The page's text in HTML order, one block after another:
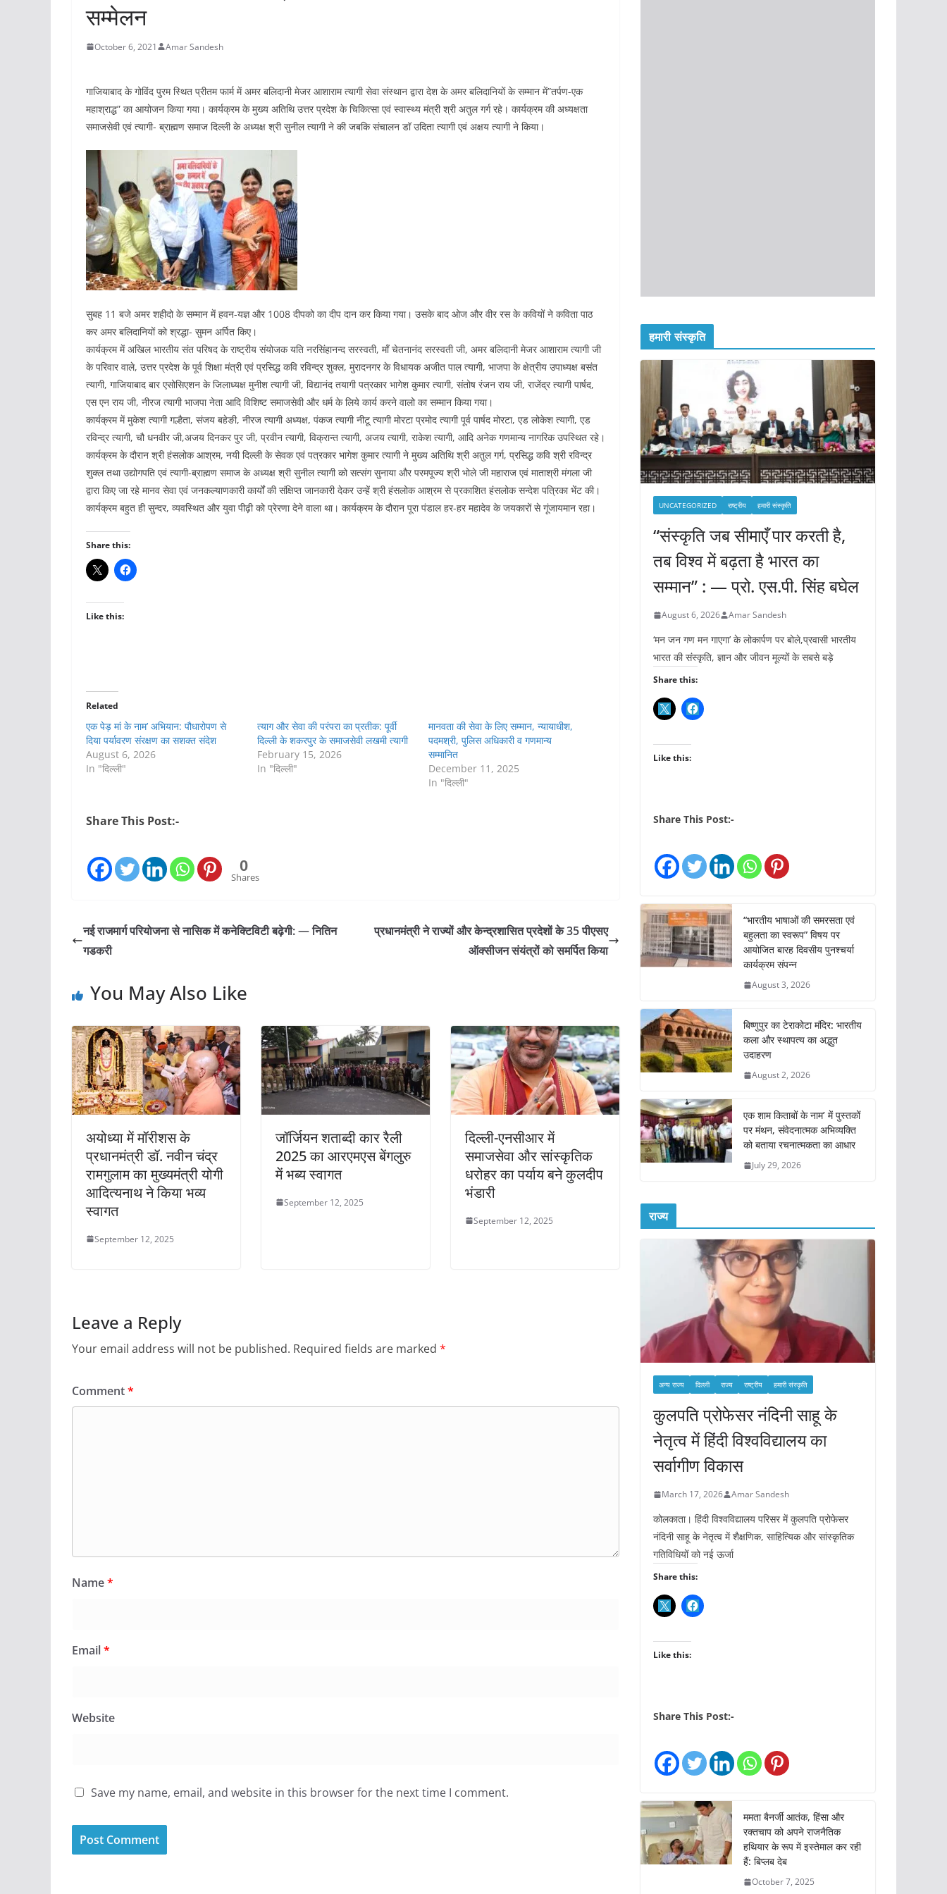
सम्मेलन
October 6, 2021 Amar Sandesh
गाजियाबाद के गोविंद पुरम स्थित प्रीतम फार्म में अमर बलिदानी मेजर आशाराम त्यागी सेवा संस्थान द्वारा देश के अमर बलिदानियों के सम्मान में”तर्पण-एक
महाश्राद्ध” का आयोजन किया गया। कार्यक्रम के मुख्य अतिथि उत्तर प्रदेश ‌के‌ चिकित्सा एवं स्वास्थ्य मंत्री श्री अतुल गर्ग रहे। कार्यक्रम की अध्यक्षता
‌समाजसेवी एवं त्यागी- ब्राह्मण समाज दिल्ली के अध्यक्ष श्री सुनील त्यागी ने की जबकि संचालन डॉ उदिता त्यागी एवं अक्षय त्यागी ने किया।
सुबह 11 बजे अमर शहीदो के सम्मान में हवन-यज्ञ और 1008 दीपको का दीप दान कर किया गया। उसके बाद ओज और वीर रस के कवियों ने कविता पाठ
कर अमर बलिदानियों को श्रद्धा- सुमन अर्पित किए।
कार्यक्रम में अखिल भारतीय संत परिषद के राष्ट्रीय संयोजक यति नरसिंहानन्द सरस्वती, माँ चेतनानंद सरस्वती जी, अमर बलिदानी मेजर आशाराम त्यागी जी
के परिवार वाले, उत्तर प्रदेश ‌के‌ पूर्व शिक्षा मंत्री एवं प्रसिद्ध कवि रविन्द्र शुक्ल, मुरादनगर के विधायक अजीत पाल त्यागी, भाजपा के क्षेत्रीय उपाध्यक्ष बसंत
त्यागी, गाजियाबाद बार एसोसिएशन के जिलाध्यक्ष मुनीश त्यागी जी, विद्यानंद ‌तयागी पत्रकार भागेश कुमार त्यागी, संतोष रंजन राय जी, राजेंद्र त्यागी पार्षद,
एस एन राय जी, नीरज त्यागी भाजपा नेता आदि विशिष्ट समाजसेवी और धर्म के लिये कार्य करने वालो का सम्मान किया गया।
कार्यक्रम में मुकेश त्यागी गल्हैता, संजय बहेङी, नीरज त्यागी अध्यक्ष, पंकज त्यागी नीटू त्यागी मोरटा प्रमोद त्यागी पूर्व पार्षद मोरटा, एड लोकेश त्यागी, एड
रविन्द्र त्यागी, चौ धनवीर जी,अजय दिनकर पुर जी, प्रवीन त्यागी, विक्रान्त त्यागी, अजय त्यागी, राकेश त्यागी, आदि अनेक गणमान्य नागरिक उपस्थित रहे।
कार्यक्रम के दौरान श्री हंसलोक आश्रम, नयी दिल्ली के सेवक एवं पत्रकार भागेश कुमार त्यागी ने मुख्य अतिथि श्री अतुल गर्ग, प्रसिद्ध कवि श्री रविन्द्र
शुक्ल तथा उद्योगपति एवं त्यागी-ब्राह्मण समाज के अध्यक्ष श्री सुनील त्यागी को सत्संग सुनाया और परमपूज्य श्री भोले जी महाराज एवं माताश्री मंगला जी
द्वारा किए जा रहे मानव सेवा एवं जनकल्याणकारी कार्यों की संक्षिप्त जानकारी देकर उन्हें श्री हंसलोक आश्रम से प्रकाशित हंसलोक सन्देश पत्रिका भेंट की।
कार्यक्रम ‌बहुत‌ ही सुन्दर, व्यवस्थित और युवा पीढ़ी ‌को‌ प्रेरणा देने वाला था। कार्यक्रम के दौरान पूरा पंडाल हर-हर महादेव के जयकारों से गूंजायमान रहा।
Share this:
Like this:
Related
एक पेड़ मां के नाम’ अभियान: पौधारोपण से
दिया पर्यावरण संरक्षण का सशक्त संदेश
August 6, 2026
In "दिल्ली"
त्याग और सेवा की परंपरा का प्रतीक: पूर्वी
दिल्ली के शकरपुर के समाजसेवी लखमी त्यागी
February 15, 2026
In "दिल्ली"
मानवता की सेवा के लिए सम्मान, न्यायाधीश,
पदमश्री, पुलिस अधिकारी व गणमान्य
सम्मानित
December 11, 2025
In "दिल्ली"
Share This Post:-
0
Shares
नई राजमार्ग परियोजना से नासिक में कनेक्टिविटी बढ़ेगी: — नितिन
गडकरी
प्रधानमंत्री ने राज्यों और केन्द्रशासित प्रदेशों के 35 पीएसए
ऑक्सीजन संयंत्रों को समर्पित किया
You May Also Like
अयोध्या में मॉरीशस के
प्रधानमंत्री डॉ. नवीन चंद्र
रामगुलाम का मुख्यमंत्री योगी
आदित्यनाथ ने किया भव्य
स्वागत
September 12, 2025
जॉर्जियन शताब्दी कार रैली
2025 का आरएमएस बेंगलुरु
में भब्य स्वागत
September 12, 2025
दिल्ली-एनसीआर में
समाजसेवा और सांस्कृतिक
धरोहर का पर्याय बने कुलदीप
भंडारी
September 12, 2025
Leave a Reply
Your email address will not be published. Required fields are marked *
Comment*
Name*
Email*
Website
Save my name, email, and website in this browser for the next time I comment.
हमारी संस्कृति
UNCATEGORIZED राष्ट्रीय हमारी संस्कृति
“संस्कृति जब सीमाएँ पार करती है,
तब विश्व में बढ़ता है भारत का
सम्मान” : — प्रो. एस.पी. सिंह बघेल
August 6, 2026 Amar Sandesh
‘मन जन गण मन गाएगा’ के लोकार्पण पर बोले,प्रवासी भारतीय
भारत की संस्कृति, ज्ञान और जीवन मूल्यों के सबसे बड़े
Share this:
Like this:
Share This Post:-
“भारतीय भाषाओं की समरसता एवं
बहुलता का स्वरूप” विषय पर
आयोजित बारह दिवसीय पुनश्चर्या
कार्यक्रम संपन्न
August 3, 2026
बिष्णुपुर का टेराकोटा मंदिर: भारतीय
कला और स्थापत्य का अद्भुत
उदाहरण
August 2, 2026
एक शाम किताबों के नाम’ में पुस्तकों
पर मंथन, संवेदनात्मक अभिव्यक्ति
को बताया रचनात्मकता का आधार
July 29, 2026
राज्य
अन्य राज्य दिल्ली राज्य राष्ट्रीय हमारी संस्कृति
कुलपति प्रोफेसर नंदिनी साहू के
नेतृत्व में हिंदी विश्वविद्यालय का
सर्वागीण विकास
March 17, 2026 Amar Sandesh
कोलकाता। हिंदी विश्वविद्यालय परिसर में कुलपति प्रोफेसर
नंदिनी साहू के नेतृत्व में शैक्षणिक, साहित्यिक और सांस्कृतिक
गतिविधियों को नई ऊर्जा
Share this:
Like this:
Share This Post:-
ममता बैनर्जी आतंक, हिंसा और
रक्तचाप को अपने राजनैतिक
हथियार के रूप में इस्तेमाल कर रही
हैं: बिप्लब देब
October 7, 2025